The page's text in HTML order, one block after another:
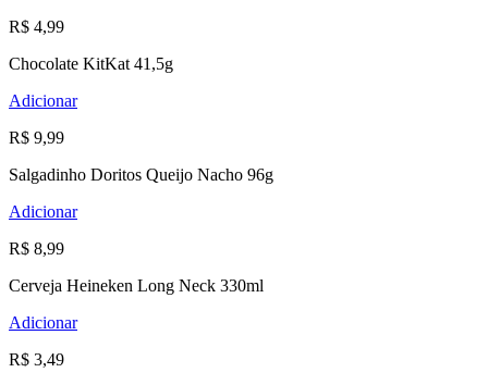
R$ 4,99
Chocolate KitKat 41,5g
Adicionar
R$ 9,99
Salgadinho Doritos Queijo Nacho 96g
Adicionar
R$ 8,99
Cerveja Heineken Long Neck 330ml
Adicionar
R$ 3,49